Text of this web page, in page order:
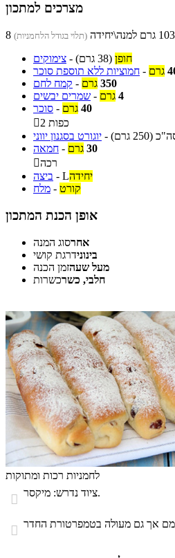
מצרכים למתכון
(תלוי בגודל הלחמניות)
צימוקים - חופן (38 גרם)
חמוציות ללא תוספת סוכר - גרם
קמח לחם - 350 גרם
שמרים יבשים - 4 גרם
סוכר - 40 גרם

2 כפות
יוגורט בסגנון יווני -
(250 גרם)
חמאה - 30 גרם
רכה
ביצה - יחידהL
מלח - קורט
אופן הכנת המתכון
אחרסוג המנה
בינונידרגת קושי
מעל שעהזמן הכנה
חלבי, כשרכשרות
לחמניות רכות ומתוקות
 ציוד נדרש: מיקסר.
